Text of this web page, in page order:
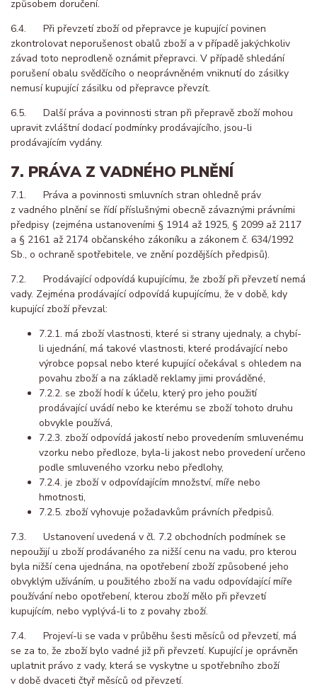
způsobem doručení.
6.4. Při převzetí zboží od přepravce je kupující povinen
zkontrolovat neporušenost obalů zboží a v případě jakýchkoliv
závad toto neprodleně oznámit přepravci. V případě shledání
porušení obalu svědčícího o neoprávněném vniknutí do zásilky
nemusí kupující zásilku od přepravce převzít.
6.5. Další práva a povinnosti stran při přepravě zboží mohou
upravit zvláštní dodací podmínky prodávajícího, jsou-li
prodávajícím vydány.
7. PRÁVA Z VADNÉHO PLNĚNÍ
7.1. Práva a povinnosti smluvních stran ohledně práv
z vadného plnění se řídí příslušnými obecně závaznými právními
předpisy (zejména ustanoveními § 1914 až 1925, § 2099 až 2117
a § 2161 až 2174 občanského zákoníku a zákonem č. 634/1992
Sb., o ochraně spotřebitele, ve znění pozdějších předpisů).
7.2. Prodávající odpovídá kupujícímu, že zboží při převzetí nemá
vady. Zejména prodávající odpovídá kupujícímu, že v době, kdy
kupující zboží převzal:
7.2.1. má zboží vlastnosti, které si strany ujednaly, a chybí-
li ujednání, má takové vlastnosti, které prodávající nebo
výrobce popsal nebo které kupující očekával s ohledem na
povahu zboží a na základě reklamy jimi prováděné,
7.2.2. se zboží hodí k účelu, který pro jeho použití
prodávající uvádí nebo ke kterému se zboží tohoto druhu
obvykle používá,
7.2.3. zboží odpovídá jakostí nebo provedením smluvenému
vzorku nebo předloze, byla-li jakost nebo provedení určeno
podle smluveného vzorku nebo předlohy,
7.2.4. je zboží v odpovídajícím množství, míře nebo
hmotnosti,
7.2.5. zboží vyhovuje požadavkům právních předpisů.
7.3. Ustanovení uvedená v čl. 7.2 obchodních podmínek se
nepoužijí u zboží prodávaného za nižší cenu na vadu, pro kterou
byla nižší cena ujednána, na opotřebení zboží způsobené jeho
obvyklým užíváním, u použitého zboží na vadu odpovídající míře
používání nebo opotřebení, kterou zboží mělo při převzetí
kupujícím, nebo vyplývá-li to z povahy zboží.
7.4. Projeví-li se vada v průběhu šesti měsíců od převzetí, má
se za to, že zboží bylo vadné již při převzetí. Kupující je oprávněn
uplatnit právo z vady, která se vyskytne u spotřebního zboží
v době dvaceti čtyř měsíců od převzetí.